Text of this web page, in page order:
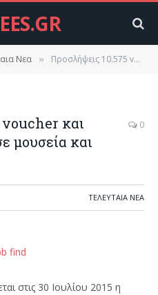
Νεα » Προσλήψεις 10.575 voucher και κοινωφελή ΟΑΕΔ σε μουσεία και Τουρισμό
voucher και
μουσεία και
0
ΤΕΛΕΥΤΑΙΑ ΝΕΑ
στις 30 Ιουλίου 2015 η